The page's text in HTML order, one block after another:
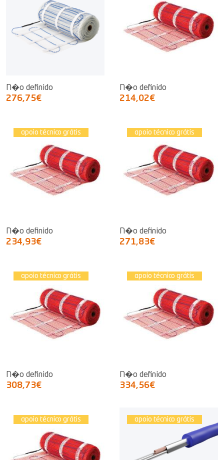
N�o definido
276,75€
N�o definido
214,02€
apoio técnico grátis
N�o definido
234,93€
apoio técnico grátis
N�o definido
271,83€
apoio técnico grátis
N�o definido
308,73€
apoio técnico grátis
N�o definido
334,56€
apoio técnico grátis apoio técnico grátis